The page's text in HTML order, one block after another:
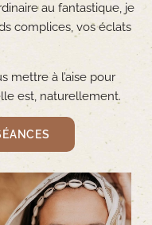
au fantastique, je
complices, vos éclats
mettre à l’aise pour
est, naturellement.